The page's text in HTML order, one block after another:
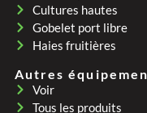
Cultures hautes
Gobelet port libre
Haies fruitières
Autres
Voir
Tous les produits